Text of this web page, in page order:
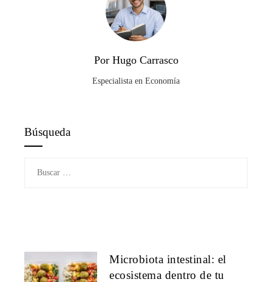
Por Hugo Carrasco
Especialista en Economía
Búsqueda
Microbiota intestinal: el
ecosistema dentro de tu